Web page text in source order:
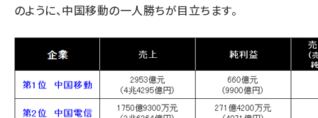
のように、中国移動の一人勝ちが目立ちます。